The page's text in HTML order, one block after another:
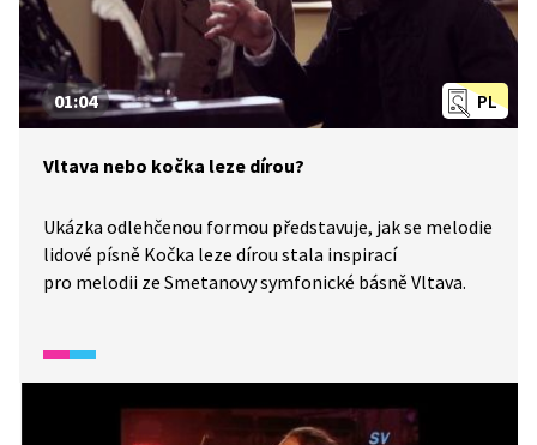
PL
01:04
Vltava nebo kočka leze dírou?
Ukázka odlehčenou formou představuje, jak se melodie
lidové písně Kočka leze dírou stala inspirací
pro melodii ze Smetanovy symfonické básně Vltava.